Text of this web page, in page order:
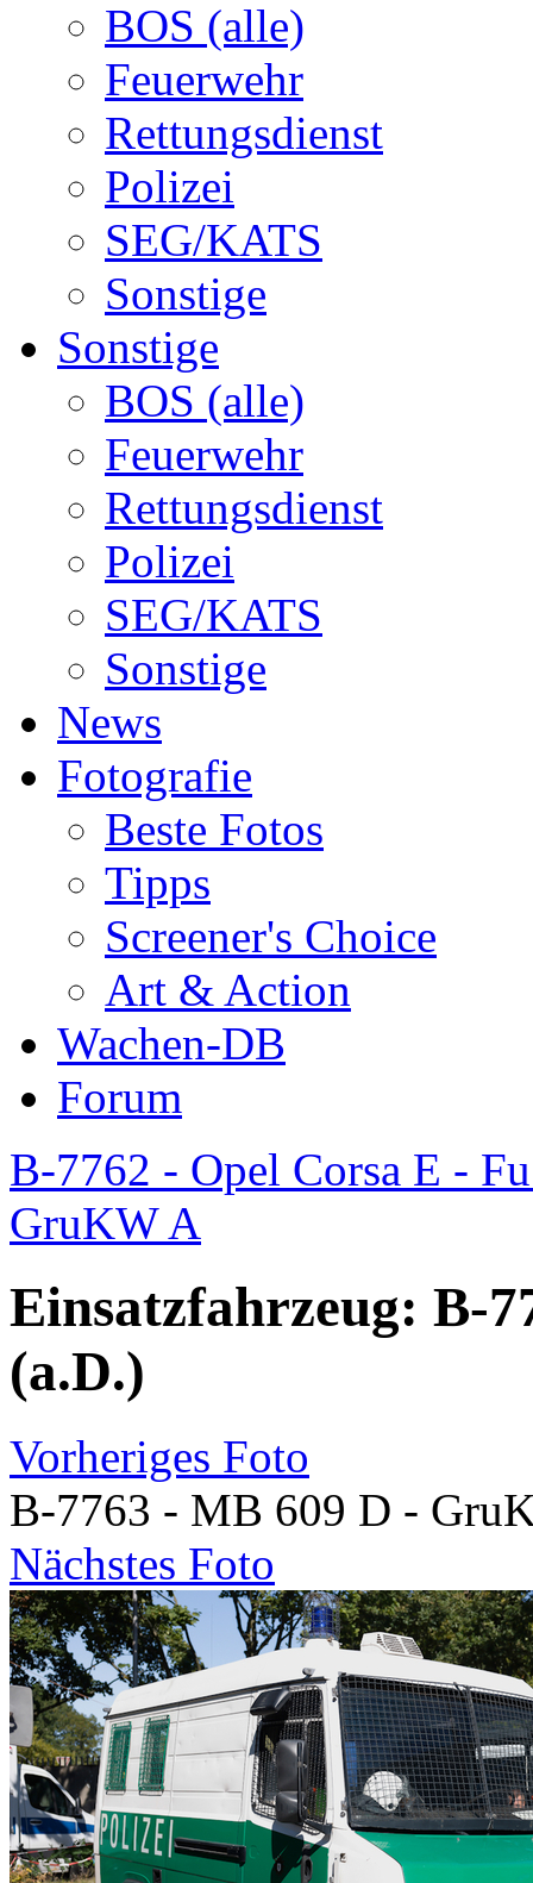
BOS (alle)
Feuerwehr
Rettungsdienst
Polizei
SEG/KATS
Sonstige
Sonstige
BOS (alle)
Feuerwehr
Rettungsdienst
Polizei
SEG/KATS
Sonstige
News
Fotografie
Beste Fotos
Tipps
Screener's Choice
Art & Action
Wachen-DB
Forum
B-7762 - Opel Corsa E -
GruKW A
Einsatzfahrzeug: B-
(a.D.)
Vorheriges Foto
B-7763 - MB 609 D -
Nächstes Foto